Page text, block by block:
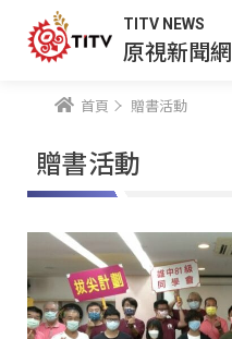
TITV NEWS
原視新聞網
首頁 贈書活動
贈書活動